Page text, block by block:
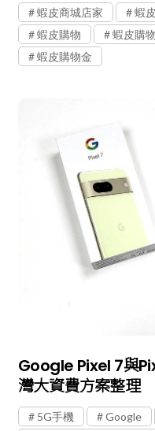
蝦皮商城店家
蝦
蝦皮購物
蝦皮購
蝦皮購物金
Google Pixel 7與
灣大資費方案整理
5G手機 Google